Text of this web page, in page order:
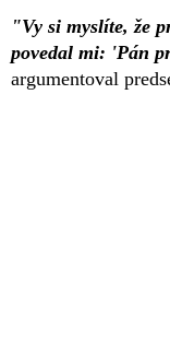
"Vy si myslíte, že
povedal mi: 'Pán
argumentoval